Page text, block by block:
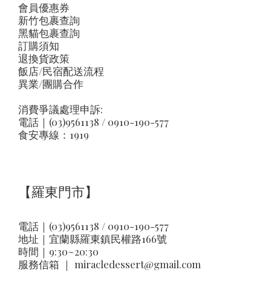
會員優惠券
新竹包裹查詢
黑貓包裹查詢
訂購須知
退換貨政策
飯店/民宿配送流程
異業/團購合作
消費爭議處理申訴:
電話｜(03)9561138 / 0910-190-577
食安專線：1919
【羅東門市】
電話｜(03)9561138 / 0910-190-577
地址｜ 宜蘭縣羅東鎮民權路166號
時間｜9:30~20:30
服務信箱 ｜ miracledessert@gmail.com